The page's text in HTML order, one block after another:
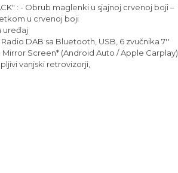
: - Obrub maglenki u sjajnoj crvenoj boji –
u crvenoj boji
uređaj
DAB sa Bluetooth, USB, 6 zvučnika 7''
Mirror Screen* (Android Auto / Apple Carplay)
vanjski retrovizorji,